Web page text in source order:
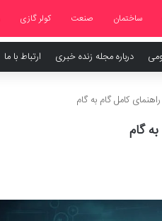
ساختمان صنعت کولر گازی
درباره مجله زنده خبری ارتباط با ما
کامل گام به گام
گام